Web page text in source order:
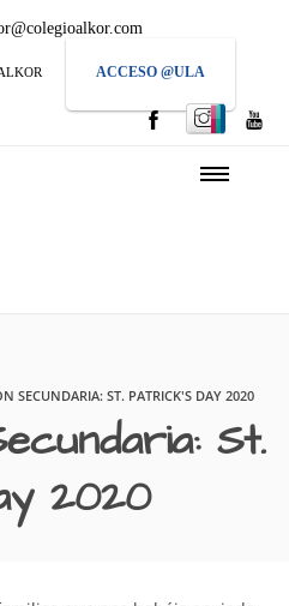
ACCESO @ULA
SECUNDARIA: ST. PATRICK'S DAY 2020
St.
2020